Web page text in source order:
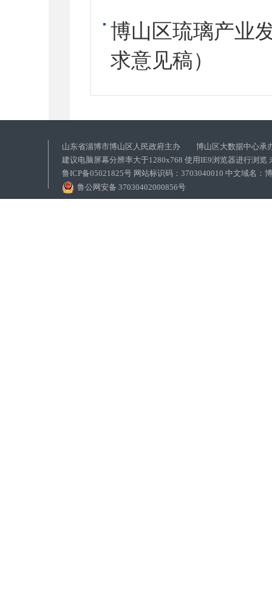
博山区琉璃产业
求意见稿）
山东省淄博市博山区人民政府主办 博山区大数据中心承
建议电脑屏幕分辨率大于1280x768 使用IE9浏览器进行浏览
鲁ICP备05021825号 网站标识码：3703040010 中文域名：
鲁公网安备 37030402000856号